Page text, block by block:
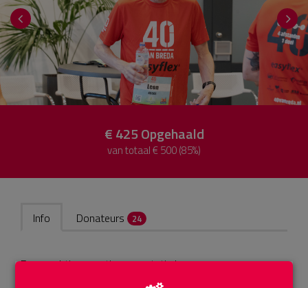
€ 425Opgehaald
van totaal € 500 (85%)
Info Donateurs 24
Een prachtige sportieve prestatie leveren voor een
fantastisch goed Bredaas doel, geweldig toch!